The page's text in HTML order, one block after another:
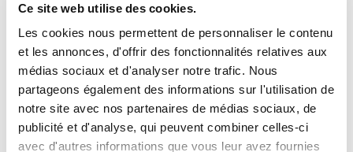
Ce site web utilise des cookies.
Les cookies nous permettent de personnaliser le contenu
et les annonces, d'offrir des fonctionnalités relatives aux
médias sociaux et d'analyser notre trafic. Nous
partageons également des informations sur l'utilisation de
notre site avec nos partenaires de médias sociaux, de
publicité et d'analyse, qui peuvent combiner celles-ci
avec d'autres informations que vous leur avez fournies
Blas Lopez commença récemment son rôle de
Coordinateur des diplômés en Amérique latine.
Il nous explique que « 70% des mouvements de
l’Amérique latine ont travaillé avec les diplômés,
mais 80% de ceux-ci comptent moins de trois
groupes. » Blas explique que, le plus souvent,
« les diplômés se réunissent pour prier, étudier
la Bible et rester connectés. » Son ambition est